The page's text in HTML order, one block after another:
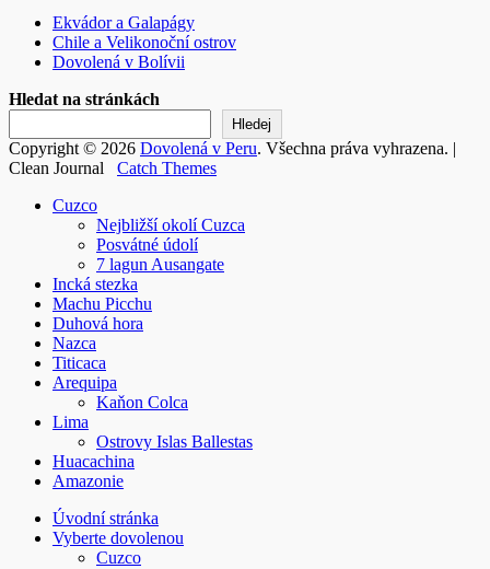
Ekvádor a Galapágy
Chile a Velikonoční ostrov
Dovolená v Bolívii
Hledat na stránkách
Hledej
Copyright © 2026 Dovolená v Peru. Všechna práva vyhrazena. |
Clean Journal Catch Themes
nahoruCuzco
Nejbližší okolí Cuzca
Posvátné údolí
7 lagun Ausangate
Incká stezka
Machu Picchu
Duhová hora
Nazca
Titicaca
Arequipa
Kaňon Colca
Lima
Ostrovy Islas Ballestas
Huacachina
Amazonie
Úvodní stránka
Vyberte dovolenou
Cuzco